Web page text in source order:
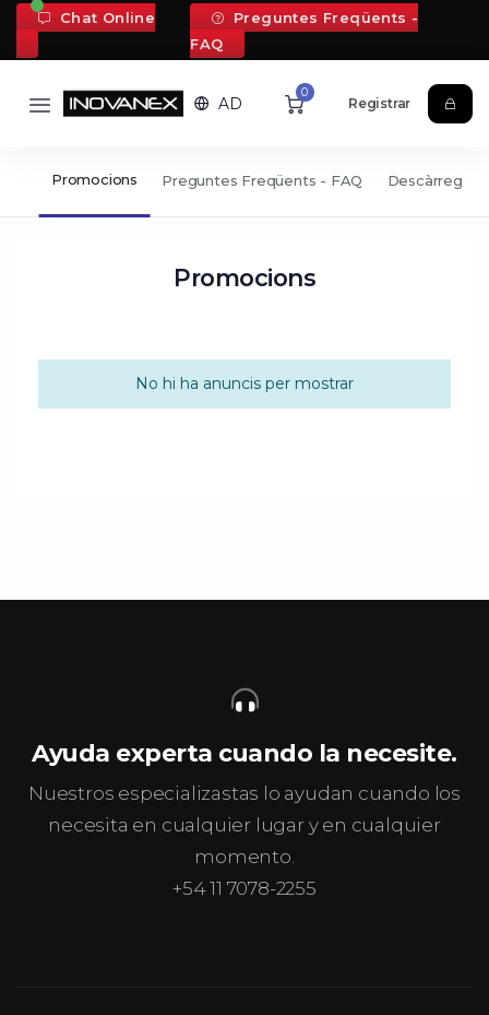
Chat Online
Preguntes Freqüents -
FAQ
AD
0
Registrar
Promocions Preguntes Freqüents - FAQ Descàrregues
Promocions
No hi ha anuncis per mostrar
Ayuda experta cuando la necesite.
Nuestros especializastas lo ayudan cuando los
necesita en cualquier lugar y en cualquier
momento.
+54 11 7078-2255